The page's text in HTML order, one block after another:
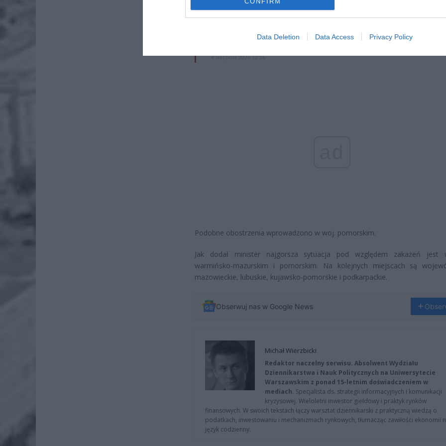
Data Deletion Data Access Privacy Policy
4 sierpnia 2026 16:06
Pieniądze dla milionów polskich rodzin. ZUS wypłacił już 173 mln
Wnioski wciąż można składać
4 sierpnia 2026 12:56
Podobne obostrzenia wprowadzono w woj. pomorskim.
Jak dodał minister najgorsza sytuacja pod względem zakażeń jest
warmińsko-mazurskim i pomorskim. Na kolejnych miejscach są
mazowieckie, lubuskie, kujawsko-pomorskie i podkarpackie.
Obserwuj nas w Google News
Michał Wierzbicki
Redaktor naczelny serwisu. Absolwent Wydziału
Dziennikarstwa i Nauk Politycznych na Uniwersytecie
Warszawskim z ponad 15-letnim doświadczeniem w
mediach. Specjalista ds. strategii informacyjnych i komunikacji
kryzysowej. Wieloletni inwestor giełdowy i praktyk rynków
finansowych. W swoich tekstach łączy warsztat dziennikarski z praktyczną wiedzą o
podatkach, inwestowaniu i mechanizmach rynkowych, tłumacząc zawiłości ekonomii
język codzienny.